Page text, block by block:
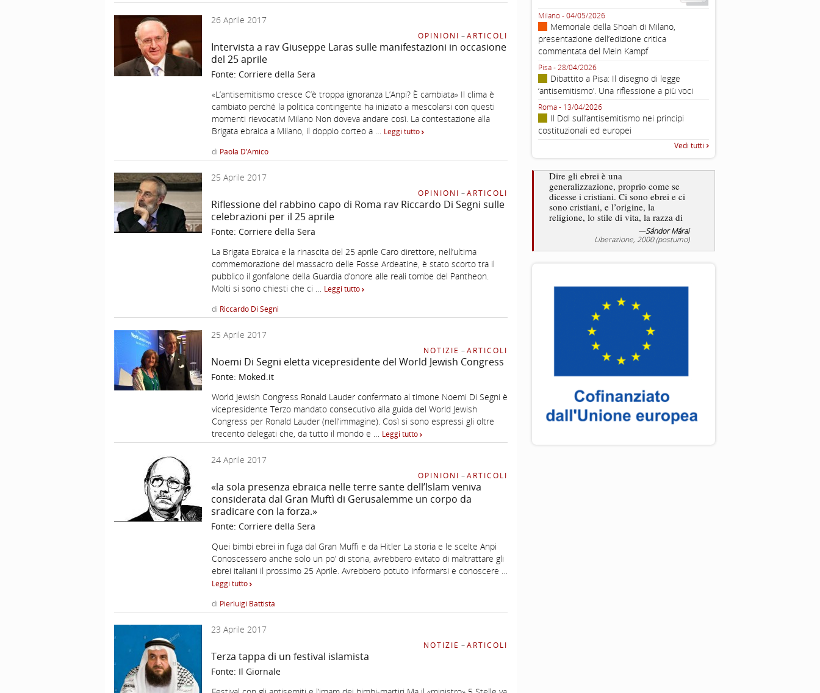
26 Aprile 2017
OPINIONI –ARTICOLI
Intervista a rav Giuseppe Laras sulle manifestazioni in occasione
del 25 aprile
Fonte: Corriere della Sera
«L’antisemitismo cresce C’è troppa ignoranza L’Anpi? È cambiata» Il clima è
cambiato perché la politica contingente ha iniziato a mescolarsi con questi
momenti rievocativi Milano Non doveva andare così. La contestazione alla
Brigata ebraica a Milano, il doppio corteo a … Leggi tutto
di Paola D’Amico
25 Aprile 2017
OPINIONI –ARTICOLI
Riflessione del rabbino capo di Roma rav Riccardo Di Segni sulle
celebrazioni per il 25 aprile
Fonte: Corriere della Sera
La Brigata Ebraica e la rinascita del 25 aprile Caro direttore, nell’ultima
commemorazione del massacro delle Fosse Ardeatine, è stato scorto tra il
pubblico il gonfalone della Guardia d’onore alle reali tombe del Pantheon.
Molti si sono chiesti che ci … Leggi tutto
di Riccardo Di Segni
25 Aprile 2017
NOTIZIE –ARTICOLI
Noemi Di Segni eletta vicepresidente del World Jewish Congress
Fonte: Moked.it
World Jewish Congress Ronald Lauder confermato al timone Noemi Di Segni è
vicepresidente Terzo mandato consecutivo alla guida del World Jewish
Congress per Ronald Lauder (nell’immagine). Così si sono espressi gli oltre
trecento delegati che, da tutto il mondo e … Leggi tutto
24 Aprile 2017
OPINIONI –ARTICOLI
«la sola presenza ebraica nelle terre sante dell’Islam veniva
considerata dal Gran Muftì di Gerusalemme un corpo da
sradicare con la forza.»
Fonte: Corriere della Sera
Quei bimbi ebrei in fuga dal Gran Muffi e da Hitler La storia e le scelte Anpi
Conoscessero anche solo un po’ di storia, avrebbero evitato di maltrattare gli
ebrei italiani il prossimo 25 Aprile. Avrebbero potuto informarsi e conoscere …
Leggi tutto
di Pierluigi Battista
23 Aprile 2017
NOTIZIE –ARTICOLI
Terza tappa di un festival islamista
Fonte: Il Giornale
Milano - 04/05/2026
Memoriale della Shoah di Milano,
presentazione dell’edizione critica
commentata del Mein Kampf
Pisa - 28/04/2026
Dibattito a Pisa: Il disegno di legge
‘antisemitismo’. Una riflessione a più voci
Roma - 13/04/2026
Il Ddl sull’antisemitismo nei principi
costituzionali ed europei
Vedi tutti
Dire gli ebrei è una
generalizzazione, proprio come se
dicesse i cristiani. Ci sono ebrei e ci
sono cristiani, e l’origine, la
religione, lo stile di vita, la razza di
sicuro comportano tanti tratti...
—Sándor Márai
Liberazione, 2000 (postumo)